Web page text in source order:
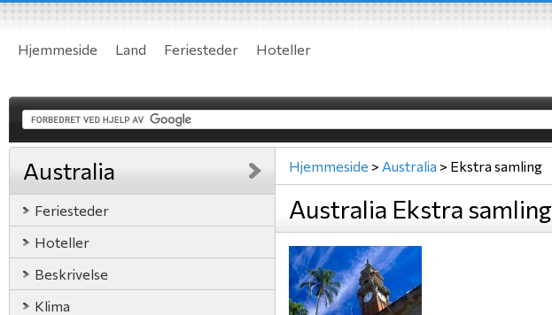
Hjemmeside Land Feriesteder Hoteller
Australia
Feriesteder
Hoteller
Beskrivelse
Klima
Hjemmeside > Australia > Ekstra samling
Australia Ekstra samling